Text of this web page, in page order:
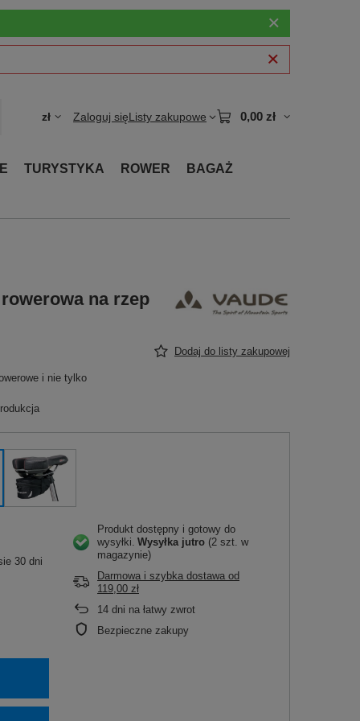
zł Zaloguj sięListy zakupowe 0,00 zł
TURYSTYKA ROWER BAGAŻ
na rzep
Dodaj do listy zakupowej
i nie tylko
30 dni
Produkt dostępny i gotowy do
wysyłki Wysyłka jutro (2 szt. w
magazynie)
Darmowa i szybka dostawa od
119,00 zł
14 dni na łatwy zwrot
Bezpieczne zakupy